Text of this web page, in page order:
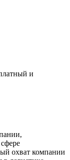
и
охват компании